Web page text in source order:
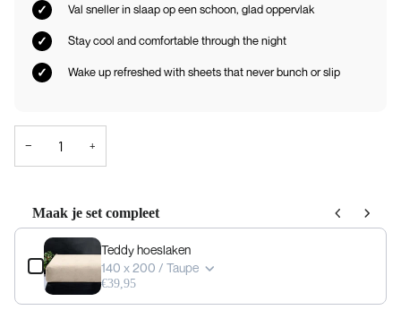
Val sneller in slaap op een schoon, glad oppervlak
Stay cool and comfortable through the night
Wake up refreshed with sheets that never bunch or slip
− +
Maak je set compleet
Use the Previous and Next buttons to navigate through product add-ons, or
Teddy hoeslaken
140 x 200 / Taupe
€39,95